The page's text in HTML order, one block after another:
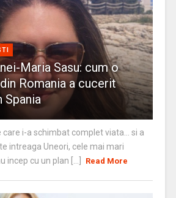
Maria Sasu: cum o
Romania a cucerit
Spania
care i-a schimbat complet viata… si a
intreaga Uneori, cele mai mari
incep cu un plan [...]
Read More